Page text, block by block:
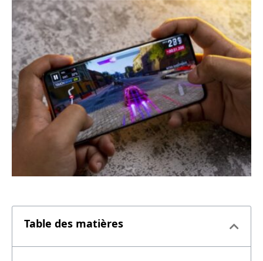
Table des matières